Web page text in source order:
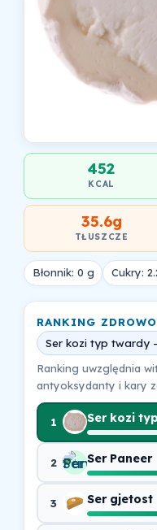
452
KCAL
35.6g
TŁUSZCZE
Błonnik: 0 g Cukry:
RANKING
Ser kozi typ twardy
Ranking uwzględnia
antyoksydanty i kary
1 Ser kozi
2 Ser Paneer
3 Ser gjetost